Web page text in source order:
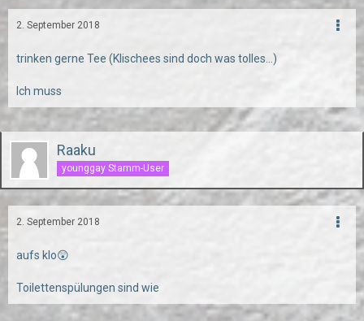
2. September 2018
trinken gerne Tee (Klischees sind doch was tolles...)
Ich muss
Raaku
younggay Stamm-User
2. September 2018
aufs klo😲
Toilettenspülungen sind wie